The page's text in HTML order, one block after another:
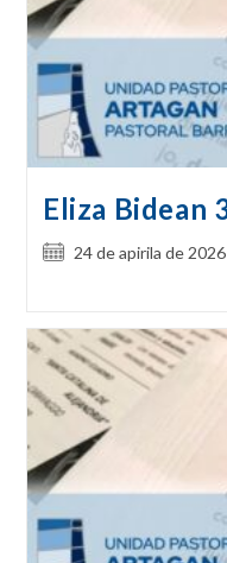
Eliza Bidean
Post24 de apirila de 2026